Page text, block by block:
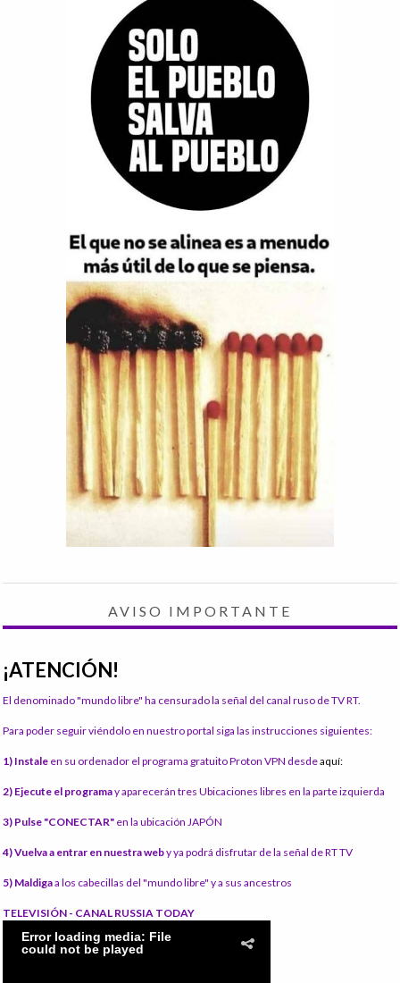
AVISO IMPORTANTE
¡ATENCIÓN!
El denominado "mundo libre" ha censurado la señal del canal ruso de TV RT.
Para poder seguir viéndolo en nuestro portal siga las instrucciones siguientes:
1) Instale en su ordenador el programa gratuito Proton VPN desdeaquí:
2) Ejecute el programay aparecerán tres Ubicaciones libres en la parte izquierda
3) Pulse "CONECTAR" en la ubicación JAPÓN
4) Vuelva a entrar en nuestra weby ya podrá disfrutar de la señal de RT TV
5) Maldigaa los cabecillas del "mundo libre" y a sus ancestros
TELEVISIÓN - CANAL RUSSIA TODAY